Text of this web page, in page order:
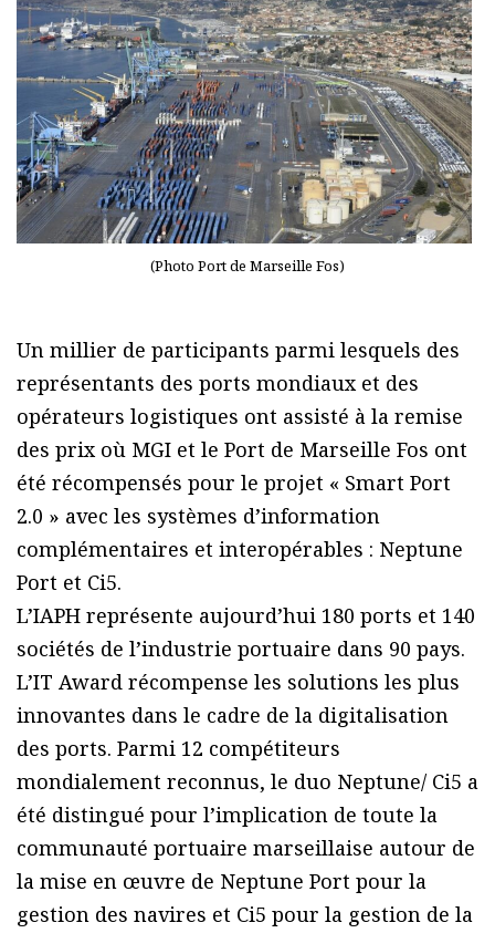
(Photo Port de Marseille Fos)
Un millier de participants parmi lesquels des
représentants des ports mondiaux et des
opérateurs logistiques ont assisté à la remise
des prix où MGI et le Port de Marseille Fos ont
été récompensés pour le projet « Smart Port
2.0 » avec les systèmes d’information
complémentaires et interopérables : Neptune
Port et Ci5.
L’IAPH représente aujourd’hui 180 ports et 140
sociétés de l’industrie portuaire dans 90 pays.
L’IT Award récompense les solutions les plus
innovantes dans le cadre de la digitalisation
des ports. Parmi 12 compétiteurs
mondialement reconnus, le duo Neptune/ Ci5 a
été distingué pour l’implication de toute la
communauté portuaire marseillaise autour de
la mise en œuvre de Neptune Port pour la
gestion des navires et Ci5 pour la gestion de la